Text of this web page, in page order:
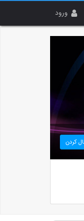
ورود
کردن